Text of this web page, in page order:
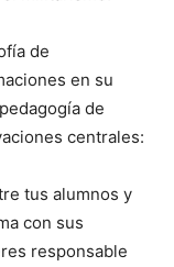
de
en su
de
centrales:
tus alumnos y
con sus
responsable